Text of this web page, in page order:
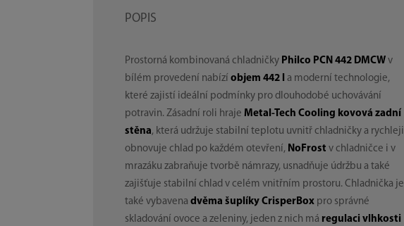
POPIS
Prostorná kombinovaná chladničky Philco PCN 442 DMCW v
bílém provedení nabízíobjem 442 l a moderní technologie,
které zajistí ideální podmínky pro dlouhodobé uchovávání
potravin. Zásadní roli hrajeMetal-Tech Cooling kovová zadní
stěna, která udržuje stabilní teplotu uvnitř chladničky a rychleji
obnovuje chlad po každém otevření, NoFrost v chladničce i v
mrazáku zabraňuje tvorbě námrazy, usnadňuje údržbu a také
zajišťuje stabilní chlad v celém vnitřním prostoru. Chladnička je
také vybavenadvěma šuplíky CrisperBox pro správné
skladování ovoce a zeleniny, jeden z nich má regulaci vlhkosti